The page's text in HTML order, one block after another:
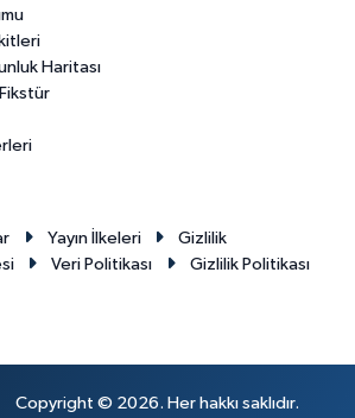
Haritası
Yayın İlkeleri
Gizlilik
Veri Politikası
Gizlilik Politikası
Copyright © 2026. Her hakkı saklıdır.